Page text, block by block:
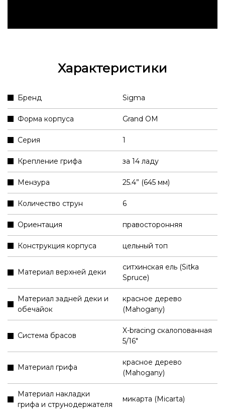
Характеристики
Бренд Sigma
Форма корпуса Grand OM
Серия 1
Крепление грифа за 14 ладу
Мензура 25.4” (645 мм)
Количество струн 6
Ориентация правосторонняя
Конструкция корпуса цельный топ
Материал верхней деки
ситхинская ель (Sitka
Spruce)
Материал задней деки и
обечайок
красное дерево
(Mahogany)
Система брасов
X-bracing скалопованная
5/16"
Материал грифа
красное дерево
(Mahogany)
Материал накладки
грифа и струнодержателя
микарта (Micarta)